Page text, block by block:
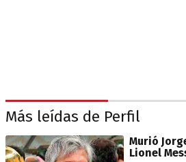
Más leídas de Perfil
Murió
Lionel